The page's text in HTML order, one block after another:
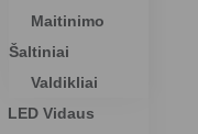
Maitinimo
Šaltiniai
Valdikliai
LED Vidaus